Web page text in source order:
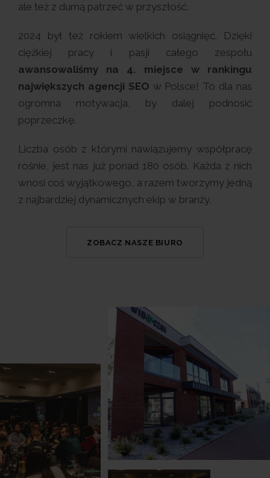
ale też z dumą patrzeć w przyszłość.
2024 był też rokiem wielkich osiągnięć. Dzięki
ciężkiej pracy i pasji całego zespołu
awansowaliśmy na 4. miejsce w rankingu
największych agencji SEO w Polsce! To dla nas
ogromna motywacja, by dalej podnosić
poprzeczkę.
Liczba osób z którymi nawiązujemy współpracę
rośnie, jest nas już ponad 180 osób. Każda z nich
wnosi coś wyjątkowego, a razem tworzymy jedną
z najbardziej dynamicznych ekip w branży.
ZOBACZ NASZE BIURO